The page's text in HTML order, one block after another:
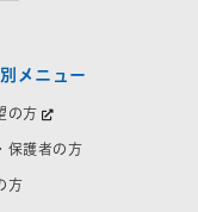
メニュー
の方
保護者の方
方